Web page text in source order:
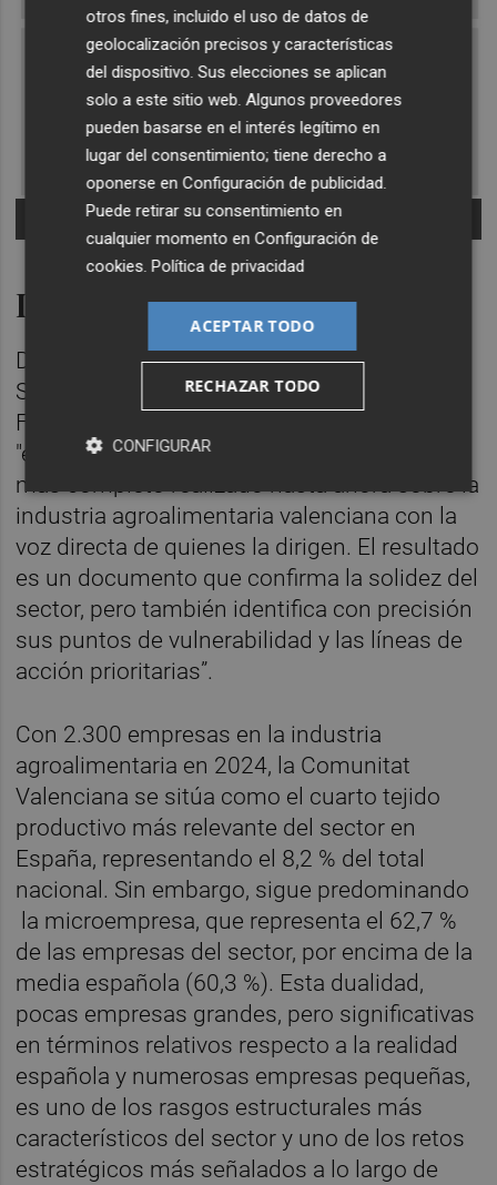
Foto PLAZA
Desafíos del sector
Durante la presentación, el director del
Servicio de Estudios y Publicaciones de
Fundación Grupo Cajamar ha indicado que
"el informe combina el análisis estadístico
más completo realizado hasta ahora sobre la
industria agroalimentaria valenciana con la
voz directa de quienes la dirigen. El resultado
es un documento que confirma la solidez del
sector, pero también identifica con precisión
sus puntos de vulnerabilidad y las líneas de
acción prioritarias”.
Con 2.300 empresas en la industria
agroalimentaria en 2024, la Comunitat
Valenciana se sitúa como el cuarto tejido
productivo más relevante del sector en
España, representando el 8,2 % del total
nacional. Sin embargo, sigue predominando
la microempresa, que representa el 62,7 %
de las empresas del sector, por encima de la
media española (60,3 %). Esta dualidad,
pocas empresas grandes, pero significativas
en términos relativos respecto a la realidad
española y numerosas empresas pequeñas,
es uno de los rasgos estructurales más
característicos del sector y uno de los retos
estratégicos más señalados a lo largo de
otros fines, incluido el uso de datos de
geolocalización precisos y características
del dispositivo. Sus elecciones se aplican
solo a este sitio web. Algunos proveedores
pueden basarse en el interés legítimo en
lugar del consentimiento; tiene derecho a
oponerse enConfiguración de publicidad
Puede retirar su consentimiento en
cualquier momento enConfiguración de
cookies .Política de privacidad
ACEPTAR TODO
RECHAZAR TODO
CONFIGURAR